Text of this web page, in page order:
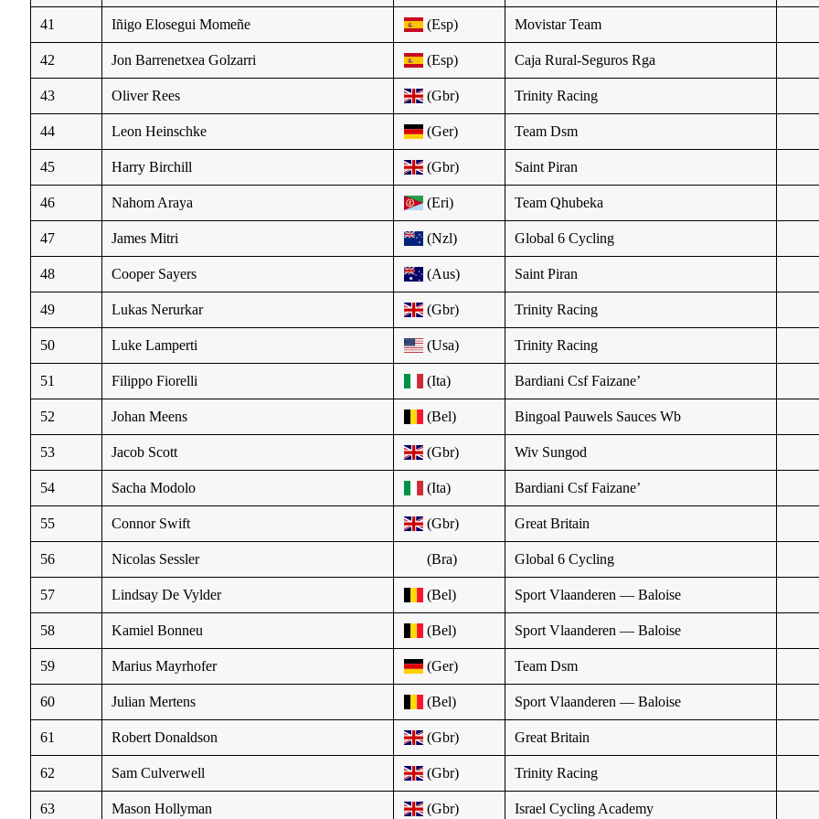
41 Iñigo Elosegui Momeñe (Esp) Movistar Team
42 Jon Barrenetxea Golzarri (Esp) Caja Rural-Seguros Rga
43 Oliver Rees (Gbr) Trinity Racing
44 Leon Heinschke (Ger) Team Dsm
45 Harry Birchill (Gbr) Saint Piran
46 Nahom Araya (Eri) Team Qhubeka
47 James Mitri (Nzl) Global 6 Cycling
48 Cooper Sayers (Aus) Saint Piran
49 Lukas Nerurkar (Gbr) Trinity Racing
50 Luke Lamperti (Usa) Trinity Racing
51 Filippo Fiorelli (Ita) Bardiani Csf Faizane’
52 Johan Meens (Bel) Bingoal Pauwels Sauces Wb
53 Jacob Scott (Gbr) Wiv Sungod
54 Sacha Modolo (Ita) Bardiani Csf Faizane’
55 Connor Swift (Gbr) Great Britain
56 Nicolas Sessler (Bra) Global 6 Cycling
57 Lindsay De Vylder (Bel) Sport Vlaanderen — Baloise
58 Kamiel Bonneu (Bel) Sport Vlaanderen — Baloise
59 Marius Mayrhofer (Ger) Team Dsm
60 Julian Mertens (Bel) Sport Vlaanderen — Baloise
61 Robert Donaldson (Gbr) Great Britain
62 Sam Culverwell (Gbr) Trinity Racing
63 Mason Hollyman (Gbr) Israel Cycling Academy